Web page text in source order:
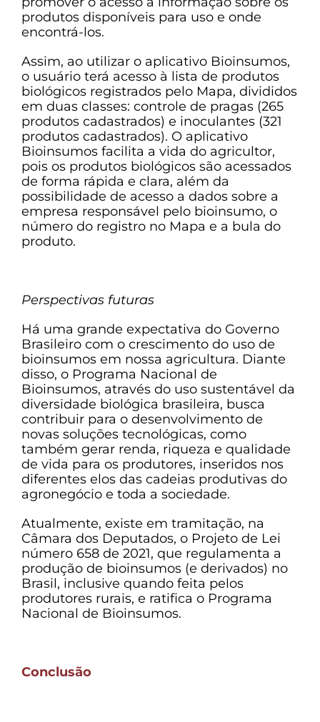
produtos disponíveis para uso e onde
encontrá-los.
Assim, ao utilizar o aplicativo Bioinsumos,
o usuário terá acesso à lista de produtos
biológicos registrados pelo Mapa, divididos
em duas classes: controle de pragas (265
produtos cadastrados) e inoculantes (321
produtos cadastrados). O aplicativo
Bioinsumos facilita a vida do agricultor,
pois os produtos biológicos são acessados
de forma rápida e clara, além da
possibilidade de acesso a dados sobre a
empresa responsável pelo bioinsumo, o
número do registro no Mapa e a bula do
produto.
Perspectivas futuras
Há uma grande expectativa do Governo
Brasileiro com o crescimento do uso de
bioinsumos em nossa agricultura. Diante
disso, o Programa Nacional de
Bioinsumos, através do uso sustentável da
diversidade biológica brasileira, busca
contribuir para o desenvolvimento de
novas soluções tecnológicas, como
também gerar renda, riqueza e qualidade
de vida para os produtores, inseridos nos
diferentes elos das cadeias produtivas do
agronegócio e toda a sociedade.
Atualmente, existe em tramitação, na
Câmara dos Deputados, o Projeto de Lei
número 658 de 2021, que regulamenta a
produção de bioinsumos (e derivados) no
Brasil, inclusive quando feita pelos
produtores rurais, e ratifica o Programa
Nacional de Bioinsumos.
Conclusão